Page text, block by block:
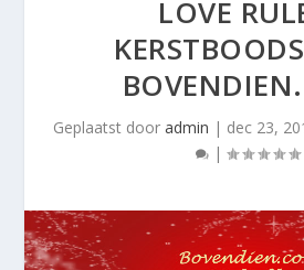
LOVE
Geplaatst door admin | dec 23,
|